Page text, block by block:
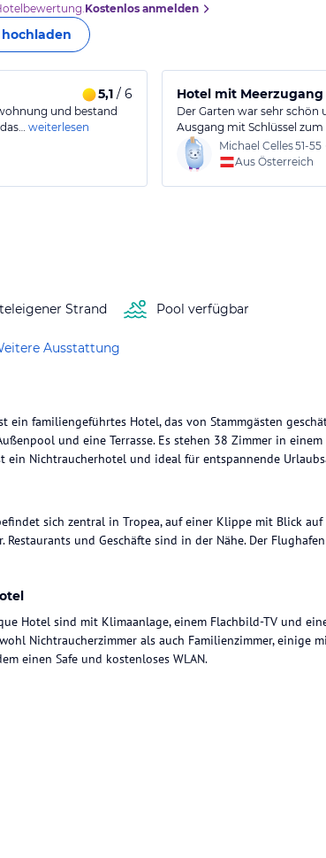
Kostenlos anmelden
5,1 / 6
und bestand
weiterlesen
Hotel mit
Der Garten war sehr schön
Ausgang mit Schlüssel
Michael Celles51-55
Aus Österreich
Strand Pool verfügbar
Ausstattung
ein familiengeführtes Hotel, das von Stammgästen
und eine Terrasse. Es stehen 38 Zimmer in einem
ein Nichtraucherhotel und ideal für entspannende
sich zentral in Tropea, auf einer Klippe mit Blick auf
und Geschäfte sind in der Nähe. Der
Hotel sind mit Klimaanlage, einem Flachbild-TV und
Nichtraucherzimmer als auch Familienzimmer, einige
einen Safe und kostenloses WLAN.
darunter Frühstück, Halbpension und